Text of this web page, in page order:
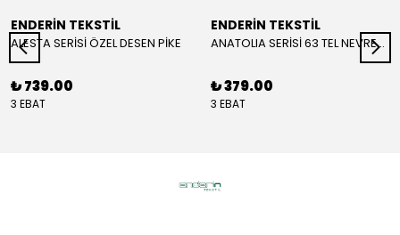
ENDERİN TEKSTİL
ALESTA SERİSİ ÖZEL DESEN PİKE
₺ 739.00
3 EBAT
ENDERİN TEKSTİL
ANATOLIA SERİSİ 63 TEL NEVRESİM ( YORGAN KILIFI )
₺ 379.00
3 EBAT